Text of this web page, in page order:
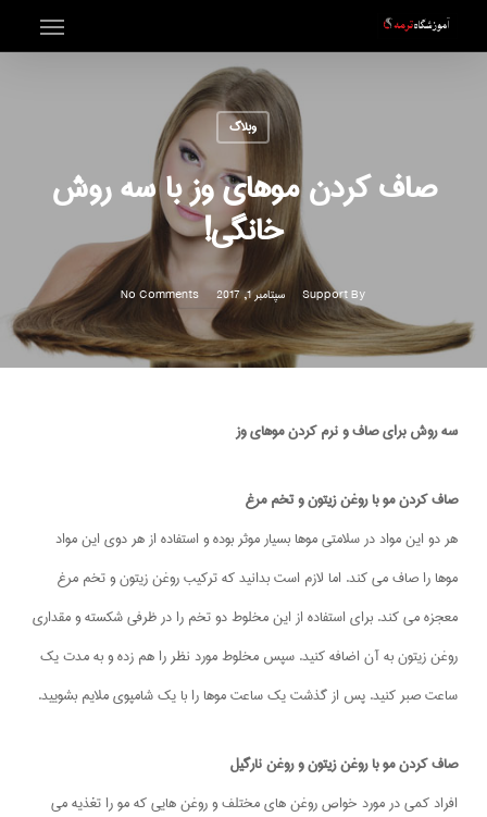
to
Menu
وبلاگ
صاف کردن موهای وز با سه روش
خانگی!
By
Support سپتامبر 1, 2017 No Comments
سه روش برای صاف و نرم کردن موهای وز
صاف کردن مو با روغن زیتون و تخم مرغ
هر دو این مواد در سلامتی موها بسیار موثر بوده و استفاده از هر دوی این مواد
موها را صاف می کند. اما لازم است بدانید که ترکیب روغن زیتون و تخم مرغ
معجزه می کند. برای استفاده از این مخلوط دو تخم را در ظرفی شکسته و مقداری
روغن زیتون به آن اضافه کنید. سپس مخلوط مورد نظر را هم زده و به مدت یک
ساعت صبر کنید. پس از گذشت یک ساعت موها را با یک شامپوی ملایم بشویید.
صاف کردن مو با روغن زیتون و روغن نارگیل
افراد کمی در مورد خواص روغن های مختلف و روغن هایی که مو را تغذیه می